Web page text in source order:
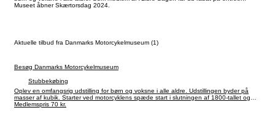
Museet åbner Skærtorsdag 2024.
Aktuelle tilbud fra Danmarks Motorcykelmuseum (1)
Besøg Danmarks Motorcykelmuseum
Stubbekøbing
Oplev en omfangsrig udstilling for børn og voksne i alle aldre. Udstillingen byder på
masser af kubik. Starter ved motorcyklens spæde start i slutningen af 1800-tallet og
frem til de hurtige japanske maskiners indtog i 80’erne. Museet byder også på et
Medlemspris 70 kr.